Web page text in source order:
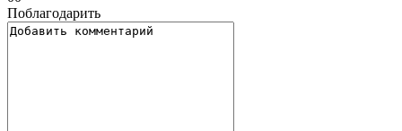
Поблагодарить